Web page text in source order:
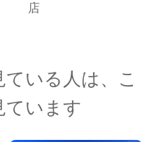
店
いる人は、こ
ています